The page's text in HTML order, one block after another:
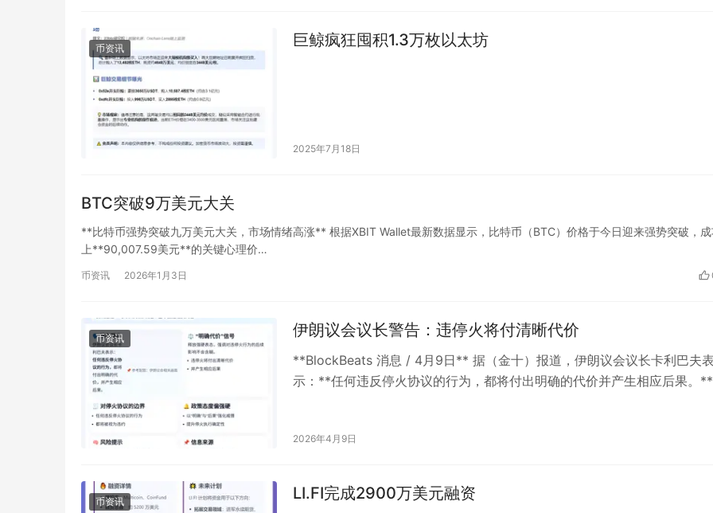
以信赖Bounce Booster，让您的每一次沐浴都成为令人向往的妙不可言的体验。 近尝
Bounce品牌的魔力，感受Bounce Booster带给您的全新沐浴盛宴吧！
币资讯 巨鲸疯狂囤积1.3万枚以太坊
2025年7月18日
BTC突破9万美元大关
**比特币强势突破九万美元大关，市场情绪高涨** 根据XBIT Wallet最新数据显示，比特币（BTC）价格于今日迎来强势突破，
上**90,007.59美元**的关键心理价…
币资讯 2026年1月3日
币资讯 伊朗议会议长警告：违停火将付清晰代价
**BlockBeats 消息 / 4月9日** 据（金十）报道，伊朗议会议长卡利巴夫
示：**任何违反停火协议的行为，都将付出明确的代价并产生相应后果。**
2026年4月9日
币资讯 LI.FI完成2900万美元融资